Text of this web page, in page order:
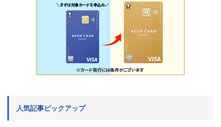
人気記事ピックアップ